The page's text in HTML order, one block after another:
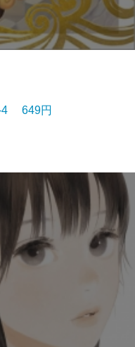
4 649円